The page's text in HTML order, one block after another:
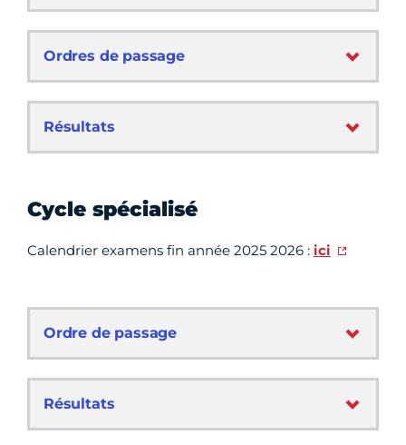
Ordres de passage
Résultats
Cycle spécialisé
Calendrier examens fin année 2025 2026 : ici
Ordre de passage
Résultats